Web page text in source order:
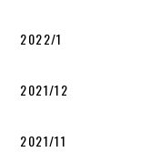
2022/1
2021/12
2021/11